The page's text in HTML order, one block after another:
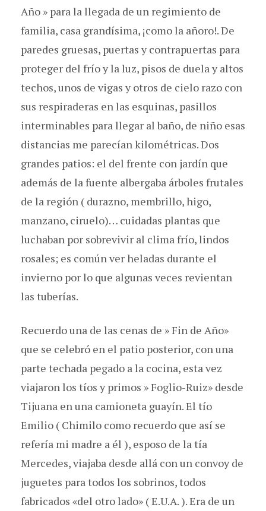
Año » para la llegada de un regimiento de
familia, casa grandísima, ¡como la añoro!. De
paredes gruesas, puertas y contrapuertas para
proteger del frío y la luz, pisos de duela y altos
techos, unos de vigas y otros de cielo razo con
sus respiraderas en las esquinas, pasillos
interminables para llegar al baño, de niño esas
distancias me parecían kilométricas. Dos
grandes patios: el del frente con jardín que
además de la fuente albergaba árboles frutales
de la región ( durazno, membrillo, higo,
manzano, ciruelo)… cuidadas plantas que
luchaban por sobrevivir al clima frío, lindos
rosales; es común ver heladas durante el
invierno por lo que algunas veces revientan
las tuberías.
Recuerdo una de las cenas de » Fin de Año»
que se celebró en el patio posterior, con una
parte techada pegado a la cocina, esta vez
viajaron los tíos y primos » Foglio-Ruiz» desde
Tijuana en una camioneta guayín. El tío
Emilio ( Chimilo como recuerdo que así se
refería mi madre a él ), esposo de la tía
Mercedes, viajaba desde allá con un convoy de
juguetes para todos los sobrinos, todos
fabricados «del otro lado» ( E.U.A. ). Era de un